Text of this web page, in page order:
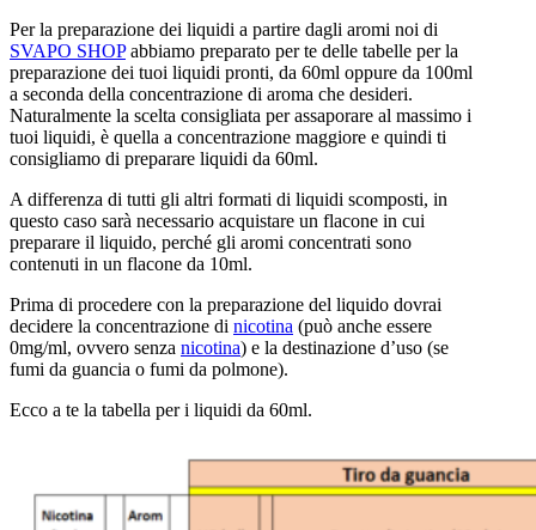
Per la preparazione dei liquidi a partire dagli aromi noi di
SVAPO SHOPabbiamo preparato per te delle tabelle per la
preparazione dei tuoi liquidi pronti, da 60ml oppure da 100ml
a seconda della concentrazione di aroma che desideri.
Naturalmente la scelta consigliata per assaporare al massimo i
tuoi liquidi, è quella a concentrazione maggiore e quindi ti
consigliamo di preparare liquidi da 60ml.
A differenza di tutti gli altri formati di liquidi scomposti, in
questo caso sarà necessario acquistare un flacone in cui
preparare il liquido, perché gli aromi concentrati sono
contenuti in un flacone da 10ml.
Prima di procedere con la preparazione del liquido dovrai
decidere la concentrazione di nicotina (può anche essere
0mg/ml, ovvero senza nicotina) e la destinazione d’uso (se
fumi da guancia o fumi da polmone).
Ecco a te la tabella per i liquidi da 60ml.